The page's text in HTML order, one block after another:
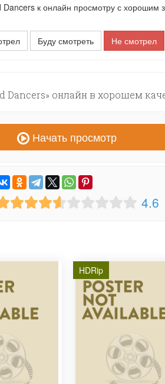
к онлайн просмотру с хорошим
Буду смотреть Не смотрел
онлайн в хорошем
Начать просмотр
4.6
HDRip